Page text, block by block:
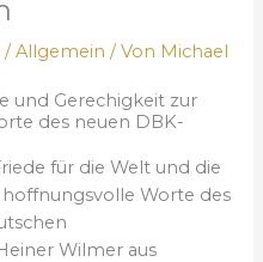
/Allgemein / Von Michael
und Gerechigkeit zur
des neuen DBK-
für die Welt und die
hoffnungsvolle Worte des
Wilmer aus